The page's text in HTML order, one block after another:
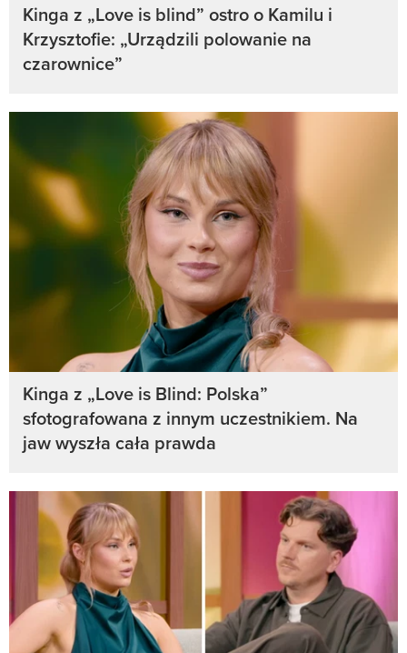
Kinga z „Love is blind” ostro o Kamilu i
Krzysztofie: „Urządzili polowanie na
czarownice”
Kinga z „Love is Blind: Polska”
sfotografowana z innym uczestnikiem. Na
jaw wyszła cała prawda